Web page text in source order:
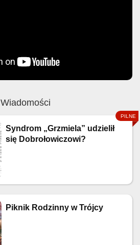
Wiadomości
Syndrom „Grzmiela” udzielił
się Dobrołowiczowi?
Piknik Rodzinny w Trójcy